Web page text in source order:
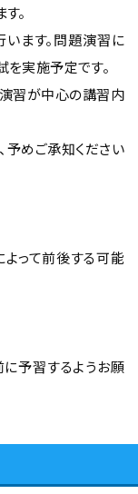
。
ます。問題演習に
実施予定です。
習が中心の講習内
予めご承知ください
って前後する可能
に予習するようお願